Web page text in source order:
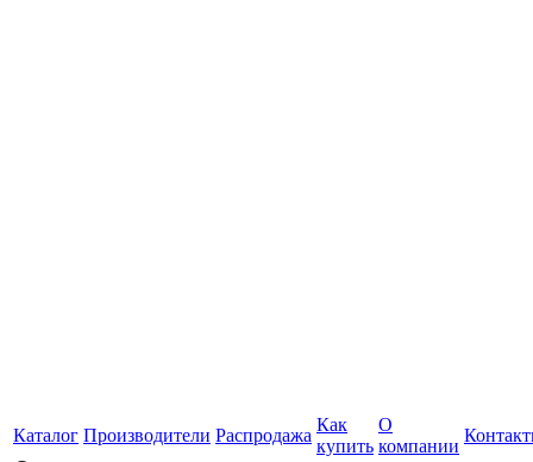
Каталог Производители Распродажа
Как
купить
О
компании